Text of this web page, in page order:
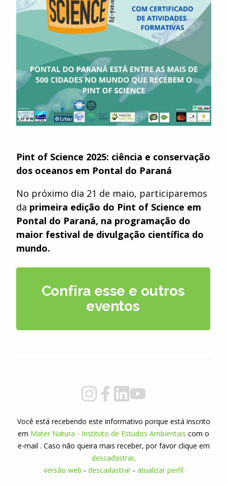
Pint of Science 2025: ciência e conservação
dos oceanos em Pontal do Paraná
No próximo dia 21 de maio, participaremos
da primeira edição do Pint of Science em
Pontal do Paraná, na programação do
maior festival de divulgação científica do
mundo.
Confira esse e outros
eventos
Você está recebendo este informativo porque está inscrito
em Mater Natura - Instituto de Estudos Ambientais com o
e-mail . Caso não queira mais receber, por favor clique em
descadastrar.
versão web - descadastrar - atualizar perfil